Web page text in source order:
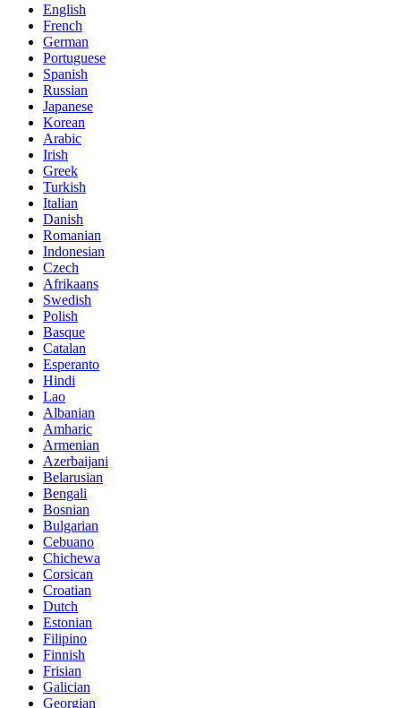
English
French
German
Portuguese
Spanish
Russian
Japanese
Korean
Arabic
Irish
Greek
Turkish
Italian
Danish
Romanian
Indonesian
Czech
Afrikaans
Swedish
Polish
Basque
Catalan
Esperanto
Hindi
Lao
Albanian
Amharic
Armenian
Azerbaijani
Belarusian
Bengali
Bosnian
Bulgarian
Cebuano
Chichewa
Corsican
Croatian
Dutch
Estonian
Filipino
Finnish
Frisian
Galician
Georgian